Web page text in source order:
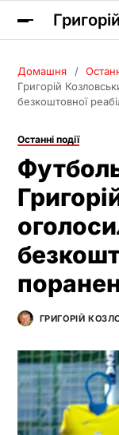
Домашня
Григорій
безкоштовної
Останні події
ГРИГОРІЙ